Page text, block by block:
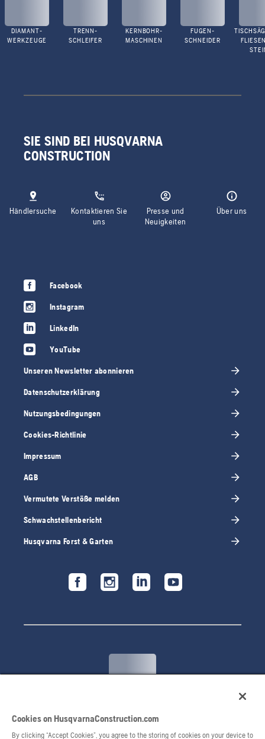
DIAMANT-
WERKZEUGE
TRENN-
SCHLEIFER
KERNBOHR-
MASCHINEN
FUGEN-
SCHNEIDER
SIE SIND BEI HUSQVARNA
CONSTRUCTION
Händlersuche
Kontaktieren Sie
uns
Presse und
Neuigkeiten
Über uns
Facebook
Instagram
LinkedIn
YouTube
Unseren Newsletter abonnieren
Datenschutzerklärung
Nutzungsbedingungen
Cookies-Richtlinie
Impressum
AGB
Vermutete Verstöße melden
Schwachstellenbericht
Husqvarna Forst & Garten
© 2026 Husqvarna AB. Alle Rechte vorbehalten.
Cookies on HusqvarnaConstruction.com
By clicking “Accept Cookies”, you agree to the storing of cookies on your device to